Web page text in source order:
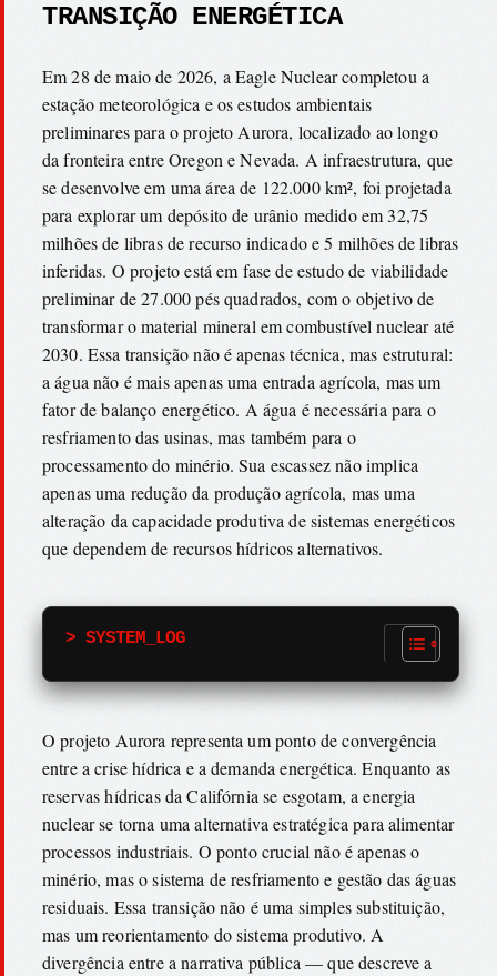
TRANSIÇÃO ENERGÉTICA
Em 28 de maio de 2026, a Eagle Nuclear completou a
estação meteorológica e os estudos ambientais
preliminares para o projeto Aurora, localizado ao longo
da fronteira entre Oregon e Nevada. A infraestrutura, que
se desenvolve em uma área de 122.000 km², foi projetada
para explorar um depósito de urânio medido em 32,75
milhões de libras de recurso indicado e 5 milhões de libras
inferidas. O projeto está em fase de estudo de viabilidade
preliminar de 27.000 pés quadrados, com o objetivo de
transformar o material mineral em combustível nuclear até
2030. Essa transição não é apenas técnica, mas estrutural:
a água não é mais apenas uma entrada agrícola, mas um
fator de balanço energético. A água é necessária para o
resfriamento das usinas, mas também para o
processamento do minério. Sua escassez não implica
apenas uma redução da produção agrícola, mas uma
alteração da capacidade produtiva de sistemas energéticos
que dependem de recursos hídricos alternativos.
> SYSTEM_LOG
O projeto Aurora representa um ponto de convergência
entre a crise hídrica e a demanda energética. Enquanto as
reservas hídricas da Califórnia se esgotam, a energia
nuclear se torna uma alternativa estratégica para alimentar
processos industriais. O ponto crucial não é apenas o
minério, mas o sistema de resfriamento e gestão das águas
residuais. Essa transição não é uma simples substituição,
mas um reorientamento do sistema produtivo. A
divergência entre a narrativa pública — que descreve a